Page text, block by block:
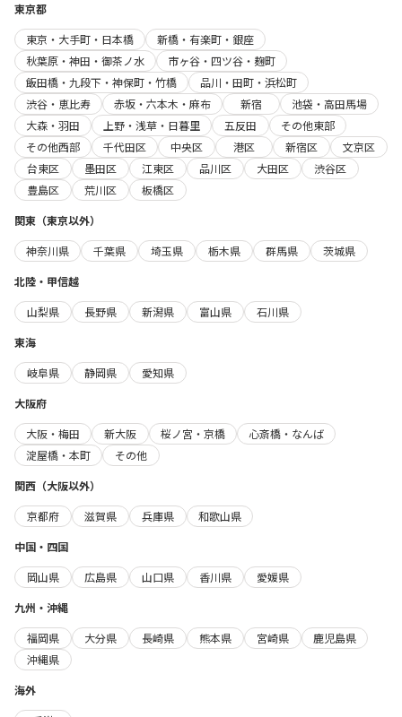
東京都
東京・大手町・日本橋
新橋・有楽町・銀座
秋葉原・神田・御茶ノ水
市ヶ谷・四ツ谷・麹町
飯田橋・九段下・神保町・竹橋
品川・田町・浜松町
渋谷・恵比寿
赤坂・六本木・麻布 新宿
池袋・高田馬場
大森・羽田
上野・浅草・日暮里 五反田
その他東部
その他西部
千代田区 中央区 港区 新宿区
文京区
台東区
墨田区 江東区 品川区 大田区
渋谷区
豊島区
荒川区
板橋区
関東（東京以外）
神奈川県
千葉県 埼玉県 栃木県 群馬県
茨城県
北陸・甲信越
山梨県
長野県 新潟県 富山県
石川県
東海
岐阜県
静岡県
愛知県
大阪府
大阪・梅田
新大阪 桜ノ宮・京橋
心斎橋・なんば
淀屋橋・本町
その他
関西（大阪以外）
京都府
滋賀県 兵庫県
和歌山県
中国・四国
岡山県
広島県 山口県 香川県
愛媛県
九州・沖縄
福岡県
大分県 長崎県 熊本県 宮崎県
鹿児島県
沖縄県
海外